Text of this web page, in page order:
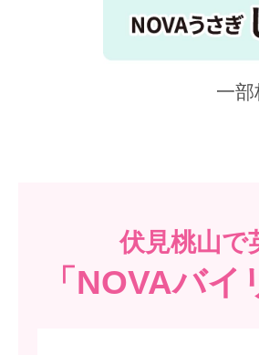
一
伏見桃山で
「NOVAバ